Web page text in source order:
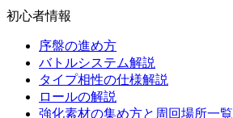
初心者情報
序盤の進め方
バトルシステム解説
タイプ相性の仕様解説
ロールの解説
強化素材の集め方と周回場所一覧